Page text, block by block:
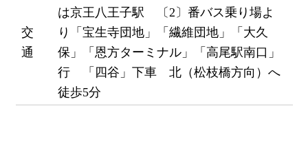
交
通
は京王八王子駅 〔2〕番バス乗り場よ
り「宝生寺団地」「繊維団地」「大久
保」「恩方ターミナル」「高尾駅南口」
行 「四谷」下車 北（松枝橋方向）へ
徒歩5分